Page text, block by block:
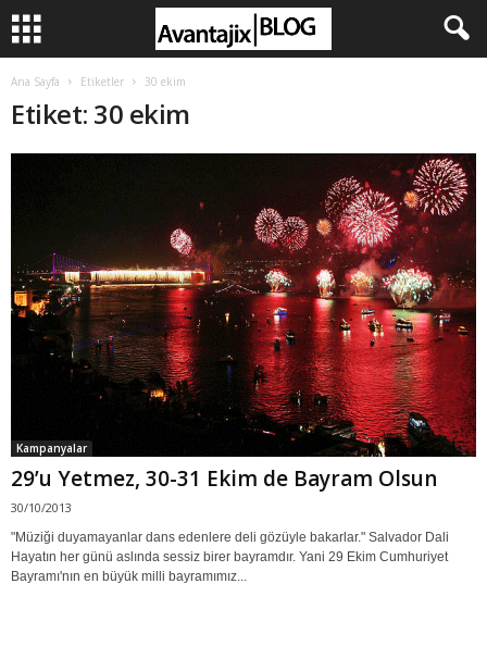
Ana Sayfa Etiketler 30 ekim
Etiket: 30 ekim
Kampanyalar
29’u Yetmez, 30-31 Ekim de Bayram Olsun
30/10/2013
"Müziği duyamayanlar dans edenlere deli gözüyle bakarlar." Salvador Dali
Hayatın her günü aslında sessiz birer bayramdır. Yani 29 Ekim Cumhuriyet
Bayramı'nın en büyük milli bayramımız...